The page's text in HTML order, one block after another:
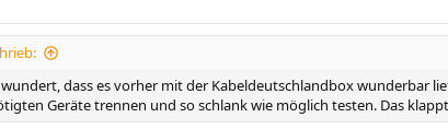
dass es vorher mit der Kabeldeutschlandbox wunderbar
Geräte trennen und so schlank wie möglich testen. Das